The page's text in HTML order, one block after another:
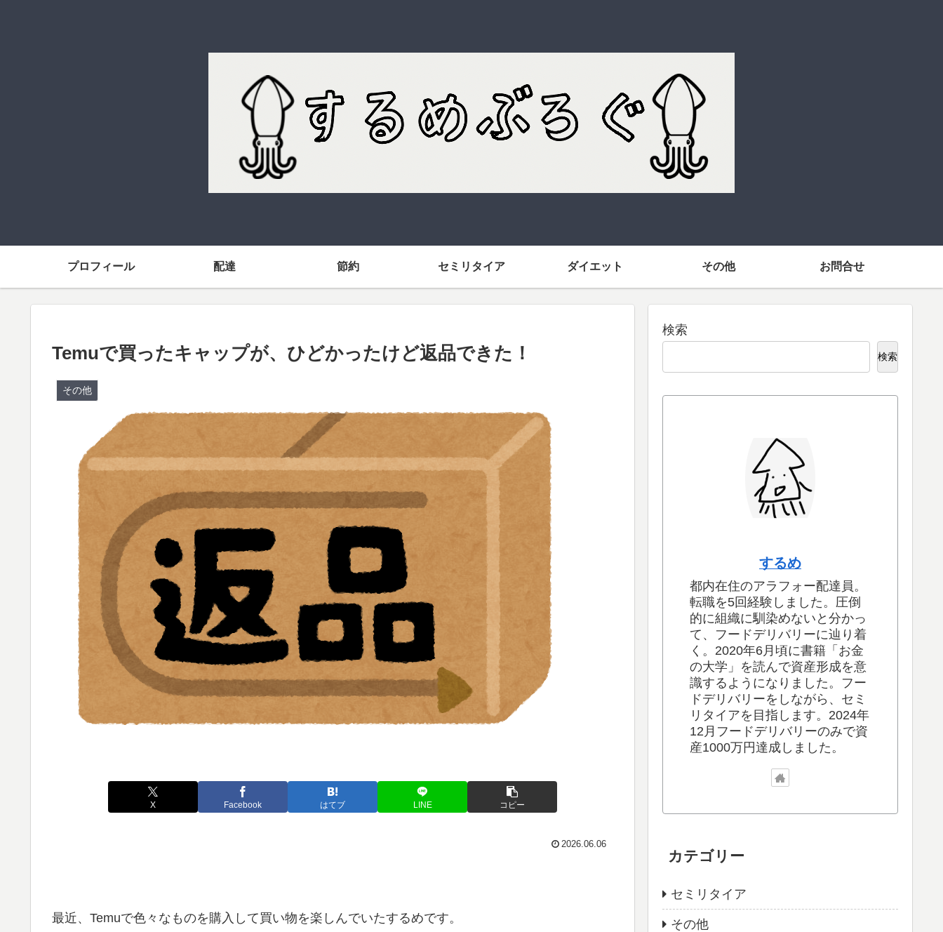
プロフィール 配達 節約 セミリタイア ダイエット その他 お問合せ
Temuで買ったキャップが、ひどかったけど返品できた！
その他
X Facebook はてブ LINE コピー
2026.06.06
最近、Temuで色々なものを購入して買い物を楽しんでいたするめです。
検索
検索
するめ
都内在住のアラフォー配達員。
転職を5回経験しました。圧倒
的に組織に馴染めないと分かっ
て、フードデリバリーに辿り着
く。2020年6月頃に書籍「お金
の大学」を読んで資産形成を意
識するようになりました。フー
ドデリバリーをしながら、セミ
リタイアを目指します。2024年
12月フードデリバリーのみで資
産1000万円達成しました。
カテゴリー
セミリタイア
その他